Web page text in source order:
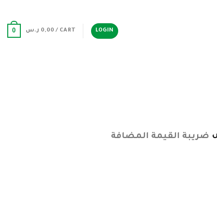
LOGIN
CART /
0,00 ر.س 0
ضريبة القيمة المضافة